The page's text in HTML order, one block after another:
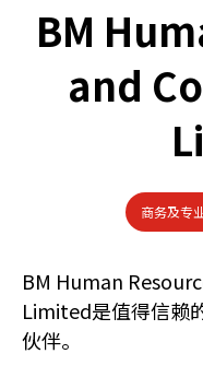
BM
and
商务及专
BM Human
Limited是值得信赖
伙伴。